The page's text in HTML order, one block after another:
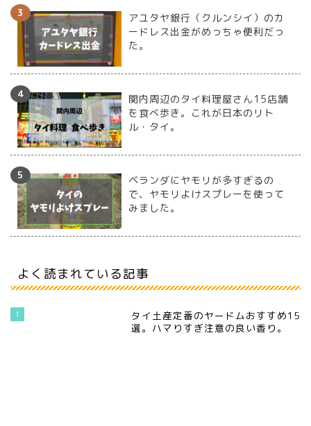
アユタヤ銀行（クルンシイ）のカ
ードレス出金がめっちゃ便利だっ
た。
関内周辺のタイ料理屋さん15店舗
を食べ歩き。これが日本のリト
ル・タイ。
ベランダにヤモリが多すぎるの
で、ヤモリよけスプレーを使って
みました。
よく読まれている記事
1
タイ土産定番のヤードムおすすめ15
選。ハマりすぎ注意の良い香り。